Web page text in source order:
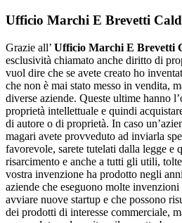
Ufficio Marchi E Brevetti
Grazie all’ Ufficio Marchi E Brevetti
esclusività chiamato anche diritto di
vuol dire che se avete creato ho
che non è mai stato messo in vendita,
diverse aziende. Queste ultime hanno
proprietà intellettuale e quindi
di autore o di proprietà. In caso
magari avete provveduto ad inviarla
favorevole, sarete tutelati dalla legge e
risarcimento e anche a tutti gli utili, tolte
vostra invenzione ha prodotto negli
aziende che eseguono molte
avviare nuove startup e che possono
dei prodotti di interesse commerciale,